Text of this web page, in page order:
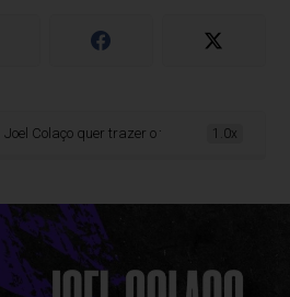
Joel Colaço quer trazer o título mundial de
1.0x